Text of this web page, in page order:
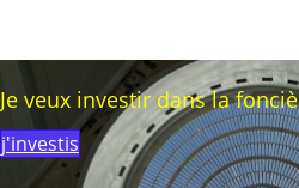
Je veux investir dans la
j'investis